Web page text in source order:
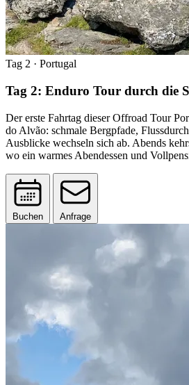
Tag 2 · Portugal
Tag 2: Enduro Tour durch die
Der erste Fahrtag dieser Offroad Tour
do Alvão: schmale Bergpfade,
Ausblicke wechseln sich ab. Abends
wo ein warmes Abendessen und
Buchen Anfrage